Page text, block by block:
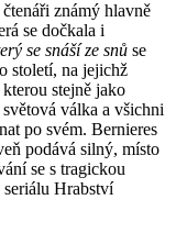
známý hlavně
se dočkala i
se snáší ze snů se
století, na jejichž
stejně jako
válka a všichni
po svém. Bernieres
podává silný, místo
se s tragickou
Hrabství